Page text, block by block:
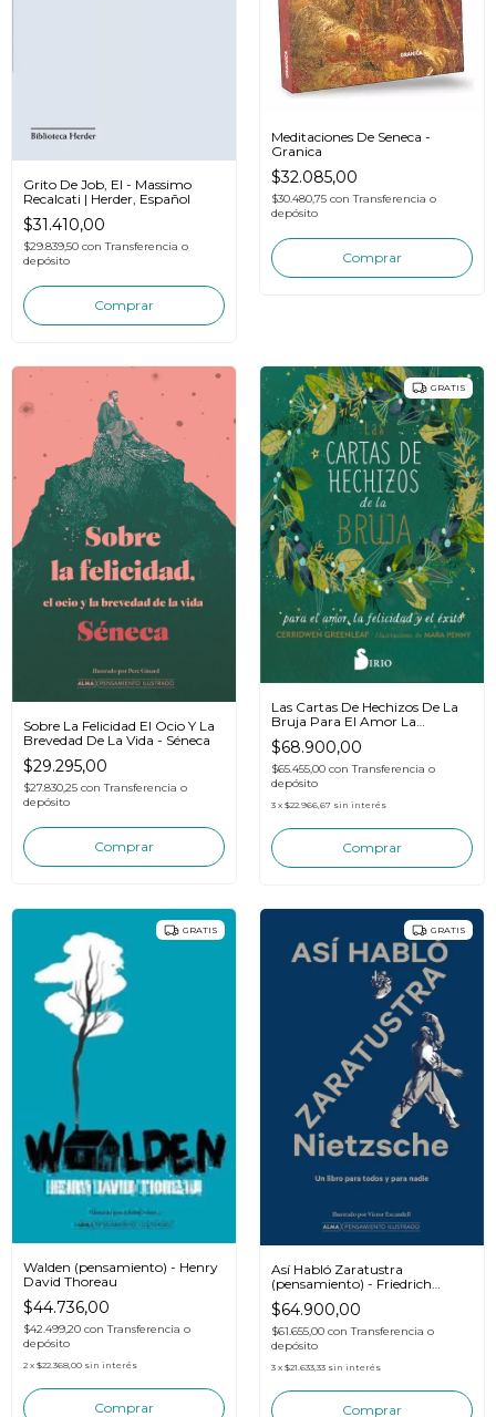
Grito De Job, El - Massimo
Recalcati | Herder, Español
$31.410,00
$29.839,50 con Transferencia o
depósito
Meditaciones De Seneca -
Granica
$32.085,00
$30.480,75 con Transferencia o
depósito
Sobre La Felicidad El Ocio Y La
Brevedad De La Vida - Séneca
$29.295,00
$27.830,25 con Transferencia o
depósito
GRATIS
Las Cartas De Hechizos De La
Bruja Para El Amor La
Felicidad
$68.900,00
$65.455,00 con Transferencia o
depósito
3 x $22.966,67 sin interés
GRATIS
Walden (pensamiento) - Henry
David Thoreau
$44.736,00
$42.499,20 con Transferencia o
depósito
2 x $22.368,00 sin interés
GRATIS
Así Habló Zaratustra
(pensamiento) - Friedrich
Nietzsche
$64.900,00
$61.655,00 con Transferencia o
depósito
3 x $21.633,33 sin interés